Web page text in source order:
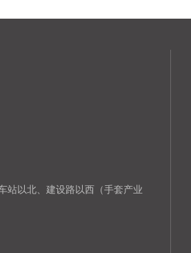
站以北、建设路以西（手套产业